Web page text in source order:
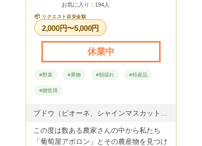
お気に入り：194人
📦 リクエスト目安金額
2,000円〜5,000円
休業中
#野菜 #果物 #朝採れ #特産品
#贈答用
この度は数ある農家さんの中から私たち
「葡萄屋アポロン」とその農産物を見つけ